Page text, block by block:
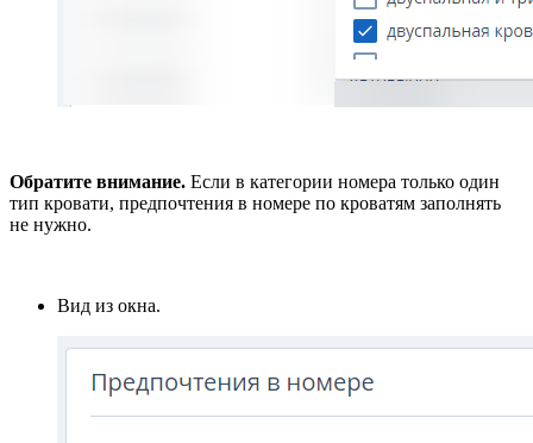
Обратите внимание. Если в категории номера только один
тип кровати, предпочтения в номере по кроватям заполнять
не нужно.
Вид из окна.